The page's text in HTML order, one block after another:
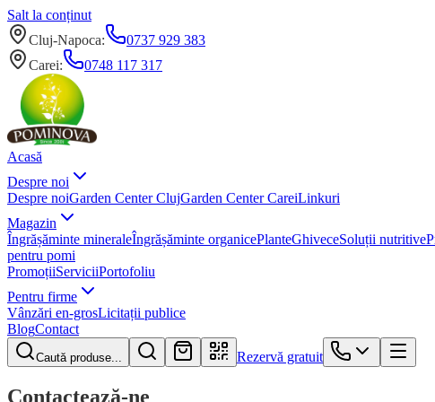
Salt la conținut
Cluj-Napoca:
0737 929 383
Carei: 0748 117 317
Acasă
Despre noi
Despre noiGarden Center ClujGarden Center CareiLinkuri
Magazin
Îngrășăminte mineraleÎngrășăminte organicePlanteGhiveceSoluții nutritive
pentru pomi
PromoțiiServiciiPortofoliu
Pentru firme
Vânzări en-grosLicitații publice
BlogContact
Caută produse... Rezervă gratuit
Contactează-ne